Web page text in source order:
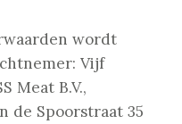
wordt
Vijf
Meat B.V.,
de Spoorstraat 35